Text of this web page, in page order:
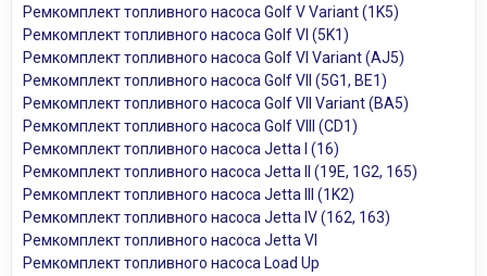
Ремкомплект топливного насоса Golf V Variant (1K5)
Ремкомплект топливного насоса Golf VI (5K1)
Ремкомплект топливного насоса Golf VI Variant (AJ5)
Ремкомплект топливного насоса Golf VII (5G1, BE1)
Ремкомплект топливного насоса Golf VII Variant (BA5)
Ремкомплект топливного насоса Golf VIII (CD1)
Ремкомплект топливного насоса Jetta I (16)
Ремкомплект топливного насоса Jetta II (19E, 1G2, 165)
Ремкомплект топливного насоса Jetta III (1K2)
Ремкомплект топливного насоса Jetta IV (162, 163)
Ремкомплект топливного насоса Jetta VI
Ремкомплект топливного насоса Load Up